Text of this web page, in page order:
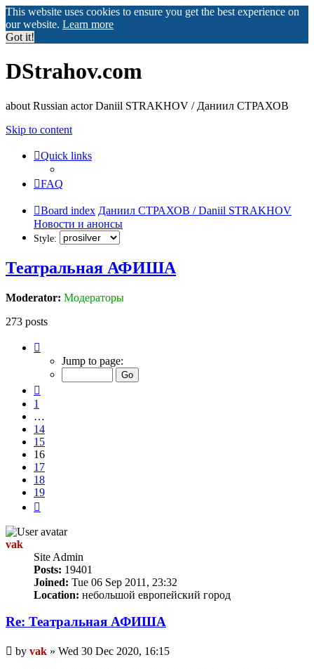
This website uses cookies to ensure you get the best experience on
our website. Learn more
Got it!
DStrahov.com
about Russian actor Daniil STRAKHOV / Даниил СТРАХОВ
Skip to content
Quick links
FAQ
Board index Даниил СТРАХОВ / Daniil STRAKHOV
Новости и анонсы
Style:
Театральная АФИША
Moderator: Модераторы
273 posts
16
Jump to page:
1
…
14
15
16
17
18
19
vak
Site Admin
Posts: 19401
Joined: Tue 06 Sep 2011, 23:32
Location: небольшой европейский город
Re: Театральная АФИША
Unread
post
by vak » Wed 30 Dec 2020, 16:15